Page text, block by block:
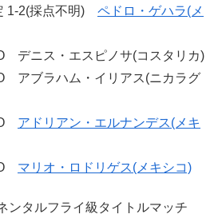
1-2(採点不明) ペドロ・ゲハラ(メ
デニス・エスピノサ(コスタリカ)
アブラハム・イリアス(ニカラグ
アドリアン・エルナンデス(メキ
マリオ・ロドリゲス(メキシコ)
ンタルフライ級タイトルマッチ